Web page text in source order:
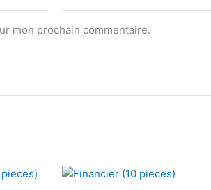
mon prochain commentaire.